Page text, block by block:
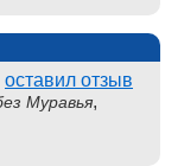
оставил отзыв
Муравья,